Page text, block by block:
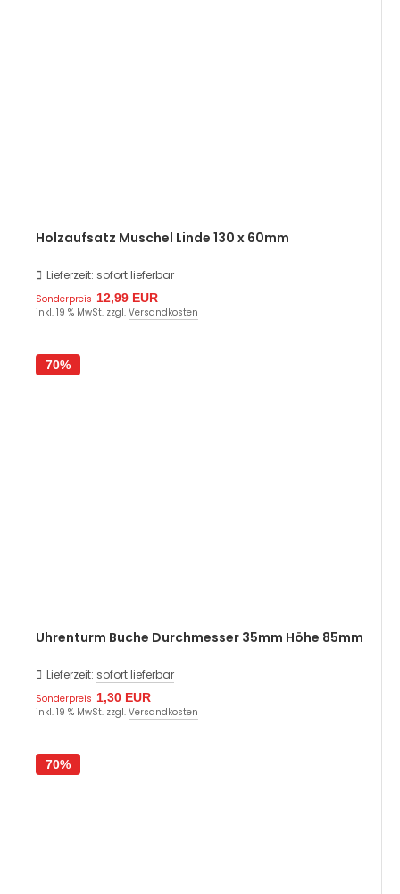
Holzaufsatz Muschel Linde 130 x 60mm
Lieferzeit: sofort lieferbar
Sonderpreis 12,99 EUR
inkl. 19 % MwSt. zzgl. Versandkosten
Uhrenturm Buche Durchmesser 35mm Höhe 85mm
Lieferzeit: sofort lieferbar
Sonderpreis 1,30 EUR
70%
inkl. 19 % MwSt. zzgl. Versandkosten
70%